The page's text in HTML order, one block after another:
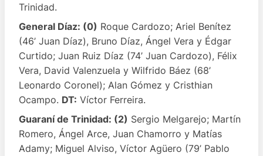
Trinidad.
General Díaz: (0) Roque Cardozo; Ariel Benítez
(46’ Juan Díaz), Bruno Díaz, Ángel Vera y Édgar
Curtido; Juan Ruiz Díaz (74’ Juan Cardozo), Félix
Vera, David Valenzuela y Wilfrido Báez (68’
Leonardo Coronel); Alan Gómez y Cristhian
Ocampo. DT: Víctor Ferreira.
Guaraní de Trinidad: (2) Sergio Melgarejo; Martín
Romero, Ángel Arce, Juan Chamorro y Matías
Adamy; Miguel Alviso, Víctor Agüero (79’ Pablo